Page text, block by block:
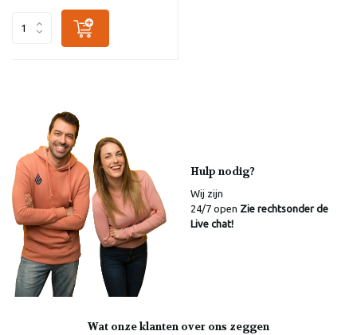
Hulp nodig?
Wij zijn
24/7 open Zie rechtsonder de
Live chat!
Wat onze klanten over ons zeggen